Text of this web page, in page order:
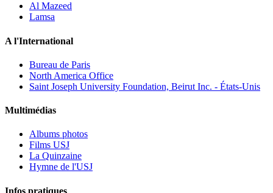
Al Mazeed
Lamsa
A l'International
Bureau de Paris
North America Office
Saint Joseph University Foundation, Beirut Inc. - États-Unis
Multimédias
Albums photos
Films USJ
La Quinzaine
Hymne de l'USJ
Infos pratiques